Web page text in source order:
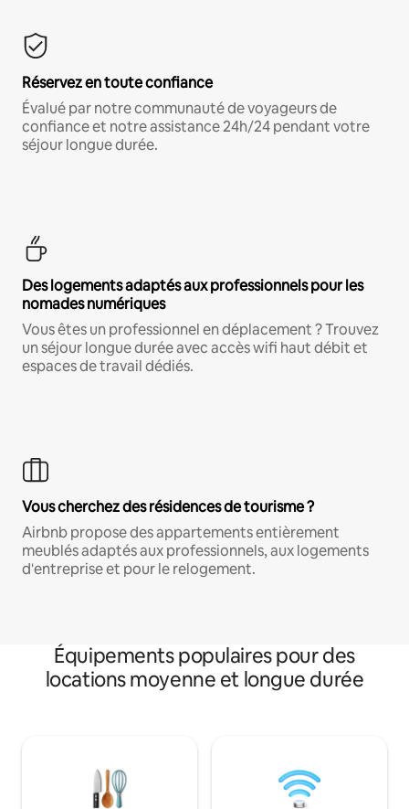
Réservez en toute confiance
Évalué par notre communauté de voyageurs de
confiance et notre assistance 24h/24 pendant votre
séjour longue durée.
Des logements adaptés aux professionnels pour les
nomades numériques
Vous êtes un professionnel en déplacement ? Trouvez
un séjour longue durée avec accès wifi haut débit et
espaces de travail dédiés.
Vous cherchez des résidences de tourisme ?
Airbnb propose des appartements entièrement
meublés adaptés aux professionnels, aux logements
d'entreprise et pour le relogement.
Équipements populaires pour des
locations moyenne et longue durée